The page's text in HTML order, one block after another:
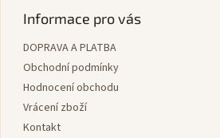
Informace pro vás
DOPRAVA A PLATBA
Obchodní podmínky
Hodnocení obchodu
Vrácení zboží
Kontakt